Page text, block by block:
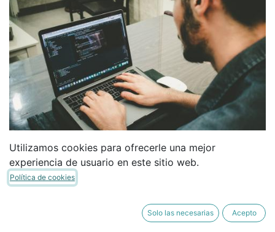
Utilizamos cookies para ofrecerle una mejor
experiencia de usuario en este sitio web.
Política de cookies
Solo las necesarias Acepto